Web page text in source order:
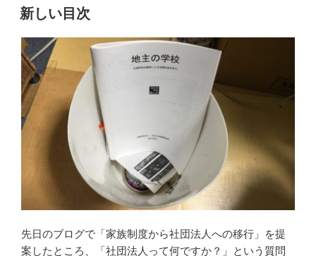
の
義”
の
稿
日:
新しい目次
先日のブログで「家族制度から社団法人への移行」を提
案したところ、「社団法人って何ですか？」という質問